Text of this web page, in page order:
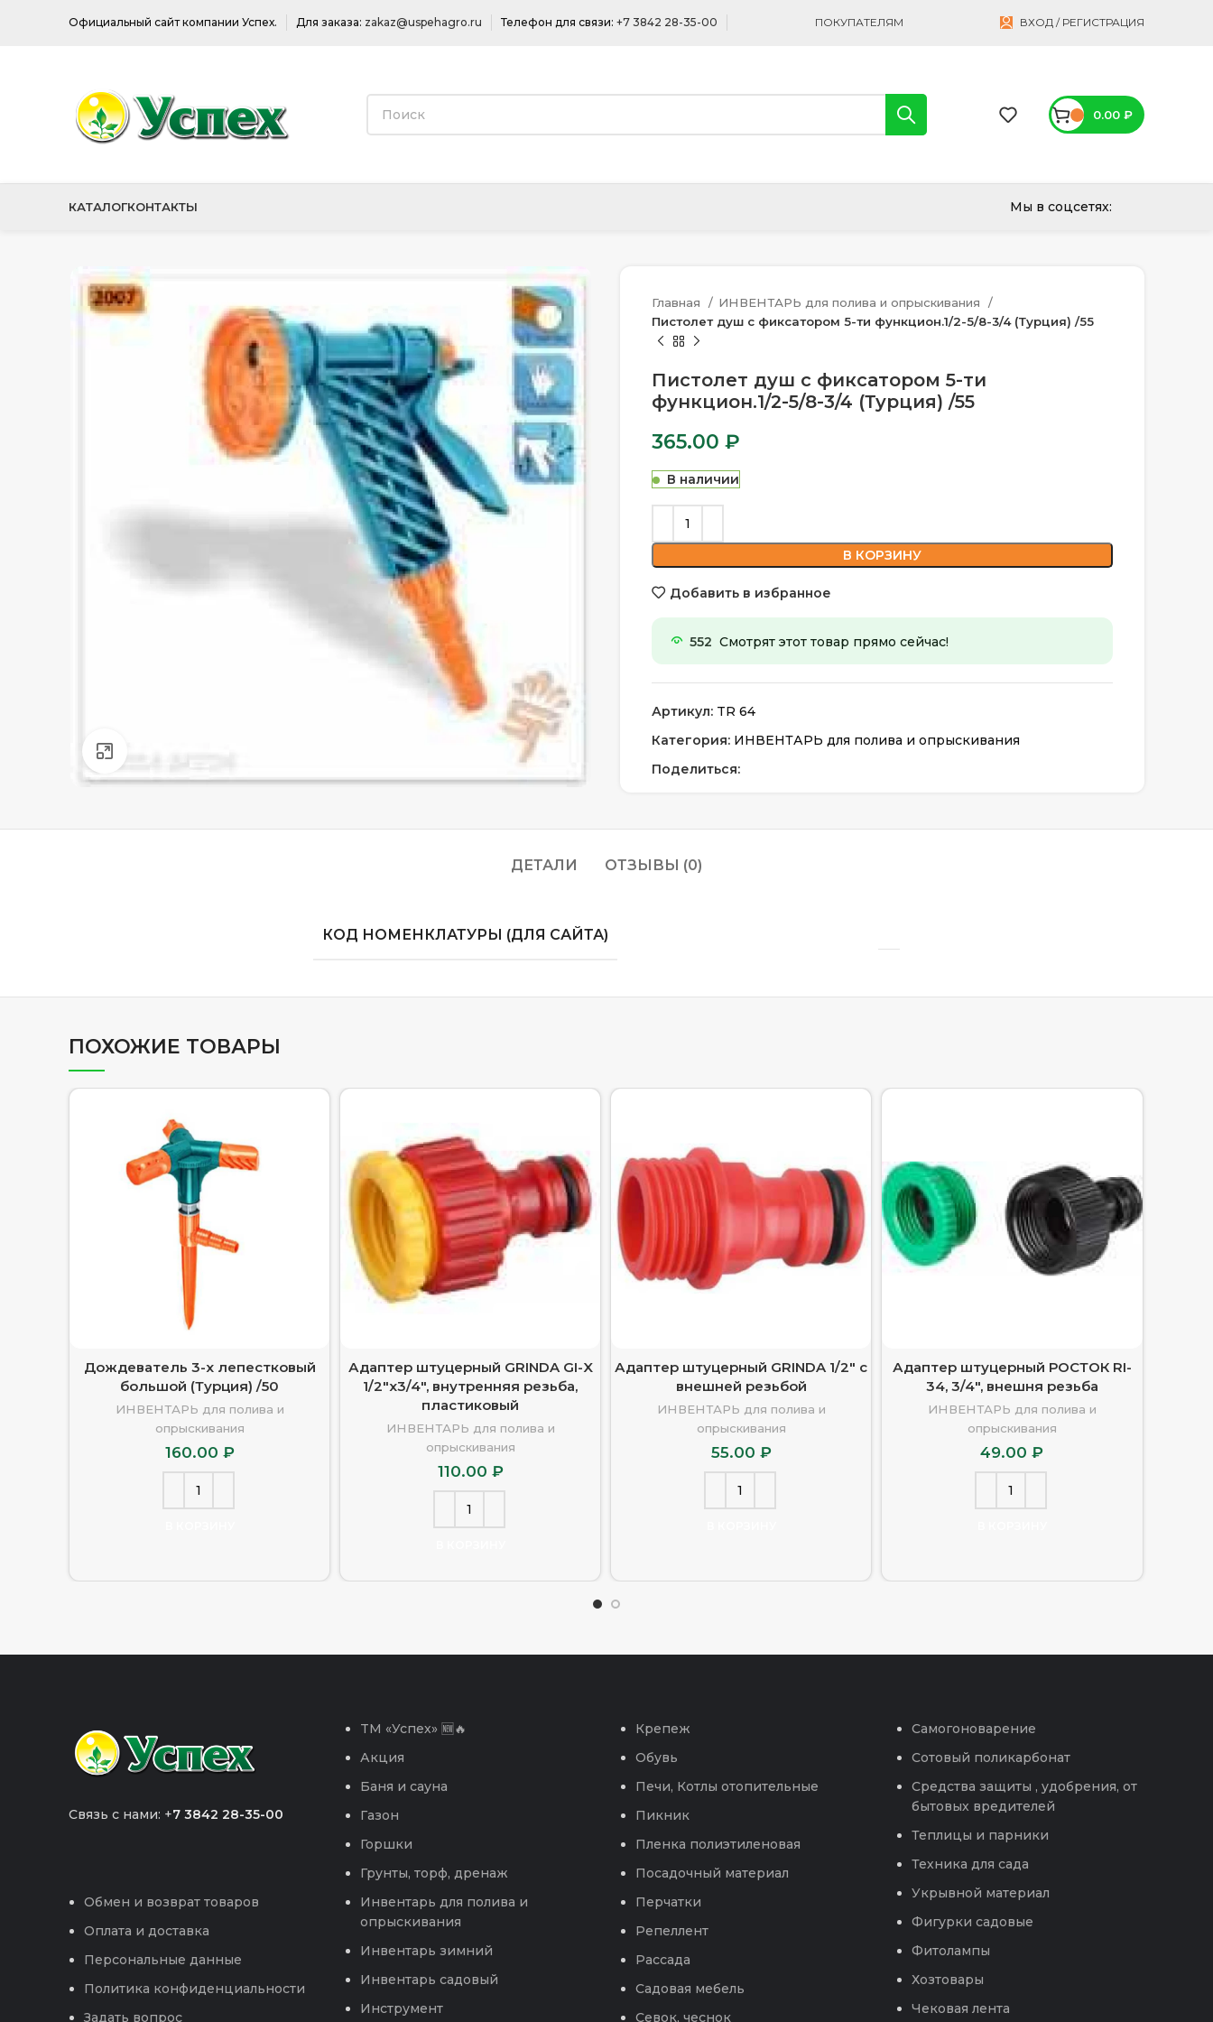
Официальный сайт компании Успех. Для заказа: zakaz@uspehagro.ru Телефон для связи: +7 3842 28-35-00 ПОКУПАТЕЛЯМ ВХОД / РЕГИСТРАЦИЯ
0.00 ₽
КАТАЛОГКОНТАКТЫ Мы в соцсетях:
Главная
ИНВЕНТАРЬ для полива и опрыскивания
Пистолет душ с фиксатором 5-ти функцион.1/2-5/8-3/4 (Турция) /55
Пистолет душ с фиксатором 5-ти
функцион.1/2-5/8-3/4 (Турция) /55
365.00 ₽
В наличии
В КОРЗИНУ
Добавить в избранное
552 Смотрят этот товар прямо сейчас!
Артикул: TR 64
Категория: ИНВЕНТАРЬ для полива и опрыскивания
Поделиться:
ДЕТАЛИ ОТЗЫВЫ (0)
КОД НОМЕНКЛАТУРЫ (ДЛЯ САЙТА)
ПОХОЖИЕ ТОВАРЫ
Дождеватель 3-х лепестковый
большой (Турция) /50
ИНВЕНТАРЬ для полива и
опрыскивания
160.00 ₽
Адаптер штуцерный GRINDA GI-X
1/2″х3/4″, внутренняя резьба,
пластиковый
ИНВЕНТАРЬ для полива и
опрыскивания
110.00 ₽
Адаптер штуцерный GRINDA 1/2″ с
внешней резьбой
ИНВЕНТАРЬ для полива и
опрыскивания
55.00 ₽
Адаптер штуцерный РОСТОК RI-
34, 3/4″, внешня резьба
ИНВЕНТАРЬ для полива и
опрыскивания
49.00₽
Связь с нами: +7 3842 28-35-00
Обмен и возврат товаров
Оплата и доставка
Персональные данные
Политика конфиденциальности
Задать вопрос
TM «Успех» 🆕🔥
Акция
Баня и сауна
Газон
Горшки
Грунты, торф, дренаж
Инвентарь для полива и
опрыскивания
Инвентарь зимний
Инвентарь садовый
Инструмент
Крепеж
Обувь
Печи, Котлы отопительные
Пикник
Пленка полиэтиленовая
Посадочный материал
Перчатки
Репеллент
Рассада
Садовая мебель
Севок, чеснок
Самогоноварение
Сотовый поликарбонат
Средства защиты , удобрения, от
бытовых вредителей
Теплицы и парники
Техника для сада
Укрывной материал
Фигурки садовые
Фитолампы
Хозтовары
Чековая лента